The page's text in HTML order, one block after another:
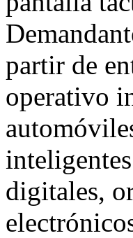
partir de
operativo
digitales,